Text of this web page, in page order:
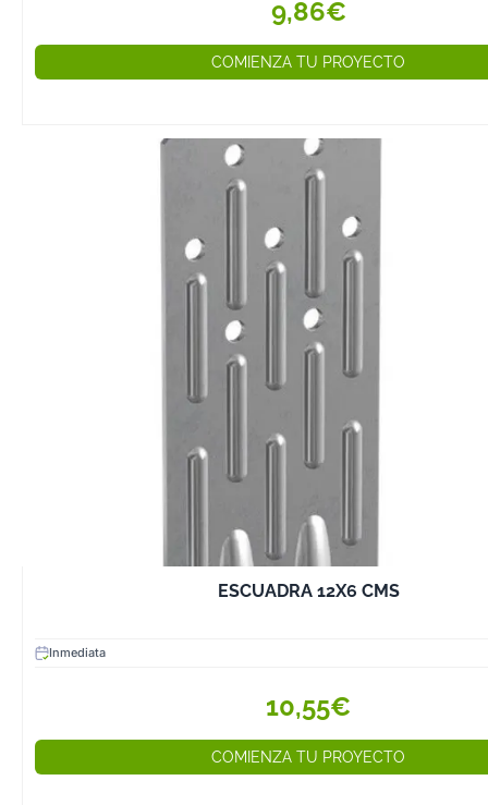
9,86€
COMIENZA TU PROYECTO
ESCUADRA 12X6 CMS
Inmediata
10,55€
COMIENZA TU PROYECTO